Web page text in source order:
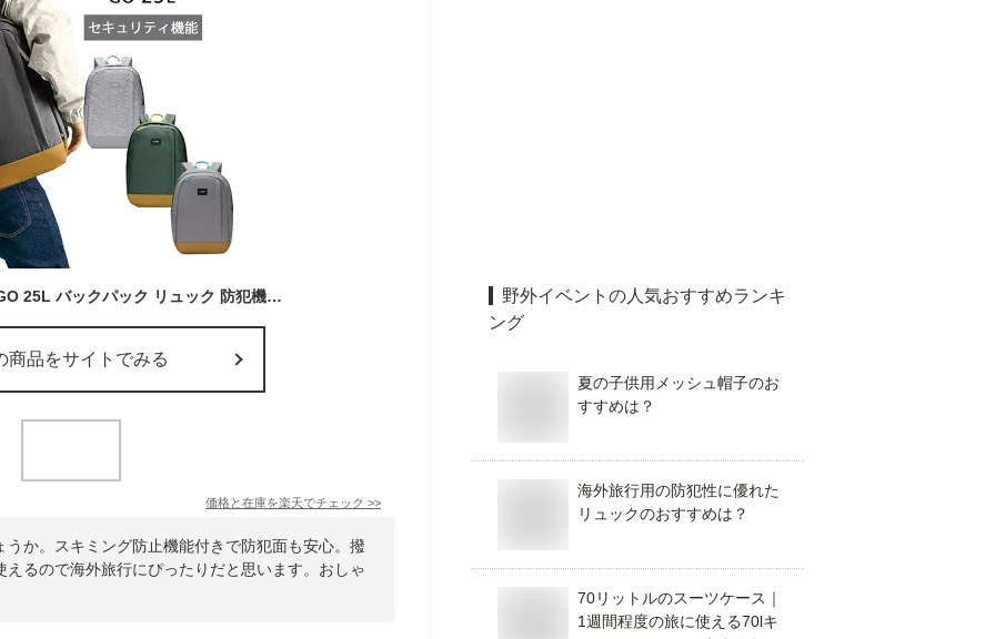
P10倍 パックセーフ GO 25L バックパック リュック 防犯機能 ノートPC収納 セキュリティ機能 旅行 トラベル 海外旅行 スキミング防止 盗難防止 ゴー パックセーフゴー アウトドア リサイクル素材 撥水 メンズ レディース 12970329 pacsafe 正規販売
商品をサイトでみる
価格と在庫を楽天でチェック >>
か。スキミング防止機能付きで防犯面も安心。撥
るので海外旅行にぴったりだと思います。おしゃ
野外イベント の人気おすすめランキ
ング
夏の子供用メッシュ帽子のお
すすめは？
海外旅行用の防犯性に優れた
リュックのおすすめは？
70リットルのスーツケース｜
1週間程度の旅に使える70lキ